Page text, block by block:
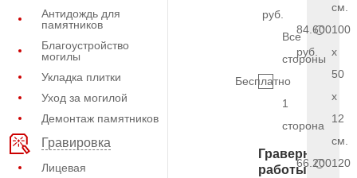
Антидождь для
памятников
Благоустройство
могилы
Укладка плитки
Уход за могилой
Демонтаж памятников
Гравировка
Лицевая
руб.
Все
стороны
Бесплатно
1
сторона
Граверные
работы
см.
84.600
руб.
100
x
50
x
12
см.
66.200120